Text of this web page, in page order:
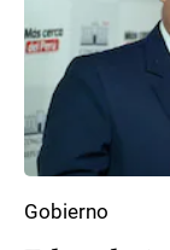
Gobierno